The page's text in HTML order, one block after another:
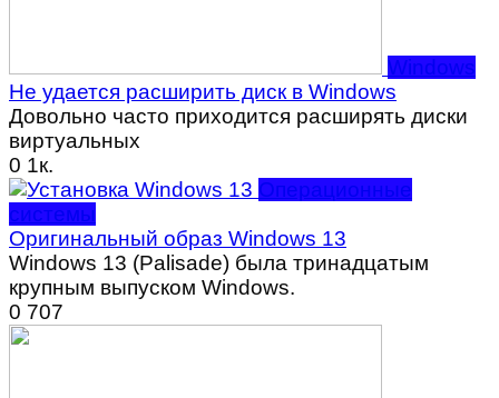
Windows
Не удается расширить диск в Windows
Довольно часто приходится расширять диски
виртуальных
0 1к.
Операционные
системы
Оригинальный образ Windows 13
Windows 13 (Palisade) была тринадцатым
крупным выпуском Windows.
0 707